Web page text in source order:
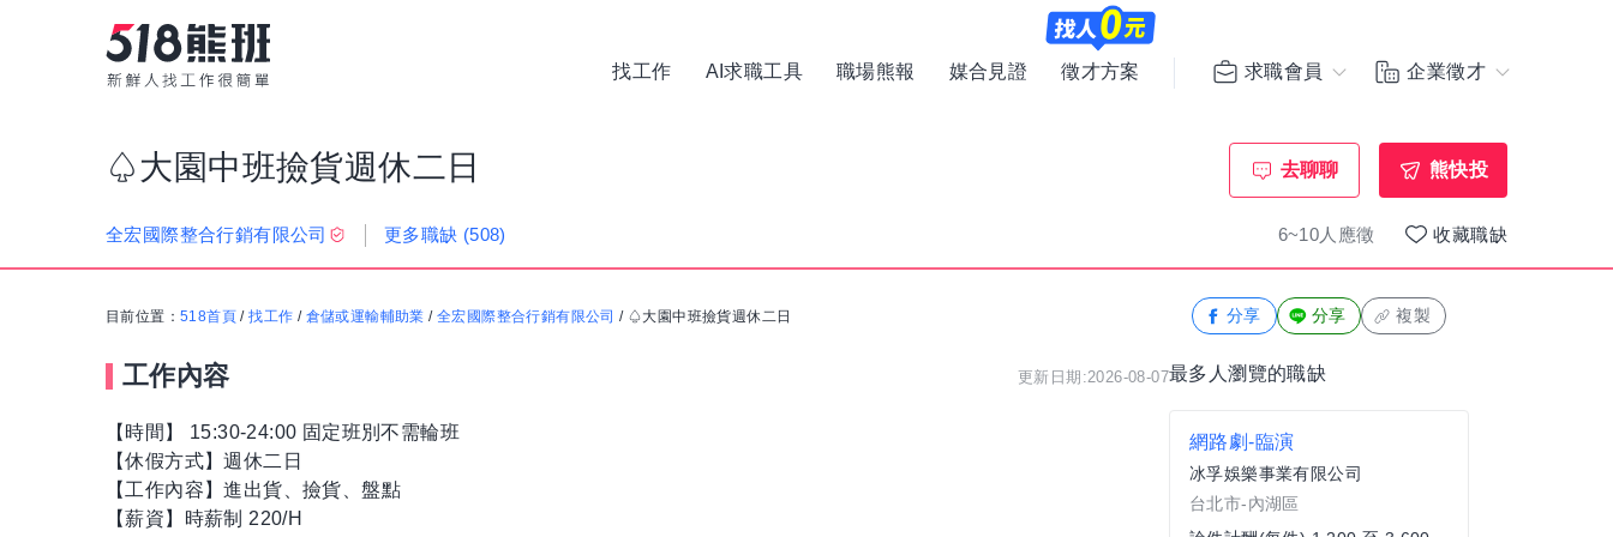
找工作 AI求職工具 職場熊報 媒合見證 徵才方案 求職會員 企業徵才
♤大園中班撿貨週休二日 去聊聊 熊快投
全宏國際整合行銷有限公司 更多職缺 (508) 6~10人應徵 收藏職缺
目前位置： 518首頁 /找工作 / 倉儲或運輸輔助業 /全宏國際整合行銷有限公司 / ♤大園中班撿貨週休二日
工作內容 更新日期:2026-08-07
【時間】 15:30-24:00 固定班別不需輪班
【休假方式】週休二日
【工作內容】進出貨、撿貨、盤點
【薪資】時薪制 220/H
分享 分享 複製
最多人瀏覽的職缺
網路劇-臨演
冰孚娛樂事業有限公司
台北市-內湖區